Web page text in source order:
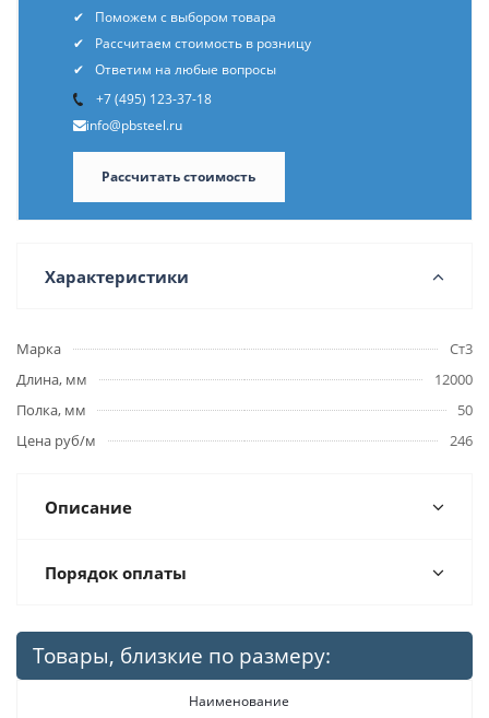
Поможем с выбором товара
Рассчитаем стоимость в розницу
Ответим на любые вопросы
+7 (495) 123-37-18
info@pbsteel.ru
Рассчитать стоимость
Характеристики
Марка
Ст3
Длина, мм
12000
Полка, мм
50
Цена руб/м
246
Описание
Порядок оплаты
Товары, близкие по размеру:
Наименование